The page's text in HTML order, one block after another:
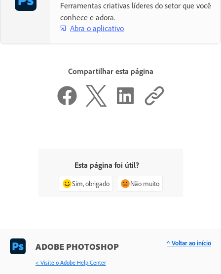
Ferramentas criativas líderes do setor que você
conhece e adora.
Abra o aplicativo
Compartilhar esta página
Esta página foi útil?
Sim, obrigado Não muito
ADOBE PHOTOSHOP
< Visite o Adobe Help Center
^ Voltar ao início